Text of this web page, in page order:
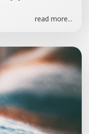
read more...